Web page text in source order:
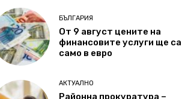
БЪЛГАРИЯ
От 9 август цените на
финансовите услуги ще са
само в евро
АКТУАЛНО
Районна прокуратура –